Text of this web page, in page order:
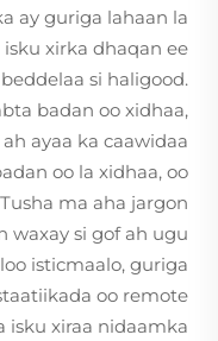
ay guriga lahaan la
xirka dhaqan ee
si haligood.
badan oo xidhaa,
ayaa ka caawidaa
oo la xidhaa, oo
ma aha jargon
waxay si gof ah ugu
isticmaalo, guriga
oo remote
isku xiraa nidaamka